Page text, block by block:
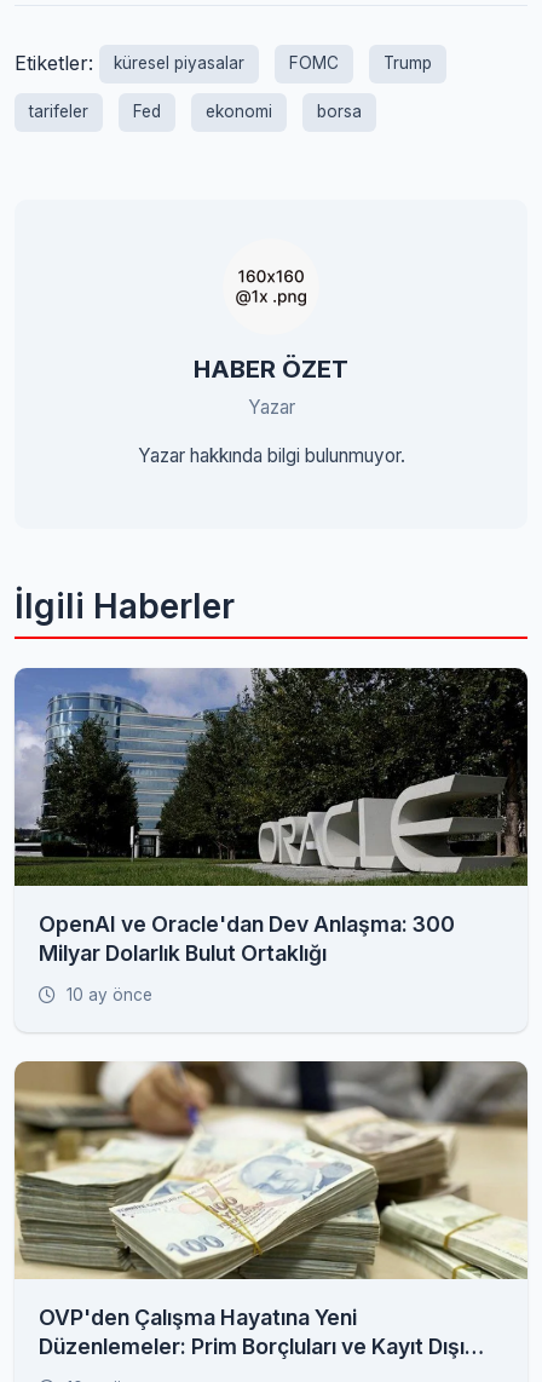
Etiketler: küresel piyasalar FOMC Trump
tarifeler Fed ekonomi borsa
HABER ÖZET
Yazar
Yazar hakkında bilgi bulunmuyor.
İlgili Haberler
OpenAI ve Oracle'dan Dev Anlaşma: 300
Milyar Dolarlık Bulut Ortaklığı
10 ay önce
OVP'den Çalışma Hayatına Yeni
Düzenlemeler: Prim Borçluları ve Kayıt Dışı
İstihdam Radarda